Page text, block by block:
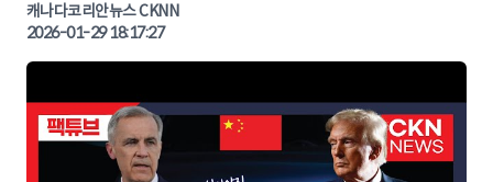
캐나다코리안뉴스
캐나다코리안뉴스 CKNN
2026-01-29 18:17:27